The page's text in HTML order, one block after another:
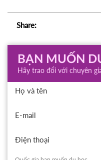
Share:
BẠN MUỐN
Hãy trao đổi với chuyên
Họ và tên
E-mail
Điện thoại